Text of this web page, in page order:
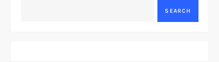
SEARCH